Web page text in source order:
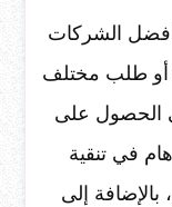
افضل الشركات
أو طلب مختلف
الحصول على
في تنقية
بالإضافة إلى